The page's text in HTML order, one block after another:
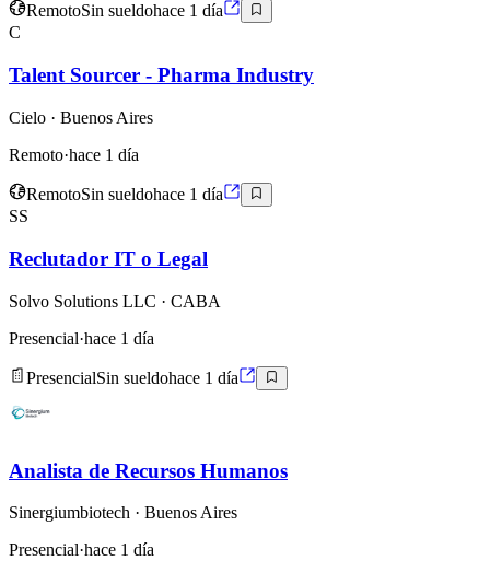
RemotoSin sueldohace 1 día
C
Talent Sourcer - Pharma Industry
Cielo · Buenos Aires
Remoto·hace 1 día
RemotoSin sueldohace 1 día
SS
Reclutador IT o Legal
Solvo Solutions LLC · CABA
Presencial·hace 1 día
PresencialSin sueldohace 1 día
Analista de Recursos Humanos
Sinergiumbiotech · Buenos Aires
Presencial·hace 1 día